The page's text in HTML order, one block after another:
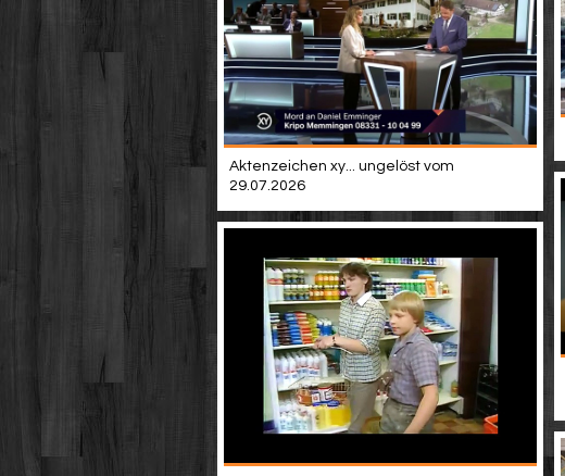
Aktenzeichen xy... ungelöst vom
29.07.2026